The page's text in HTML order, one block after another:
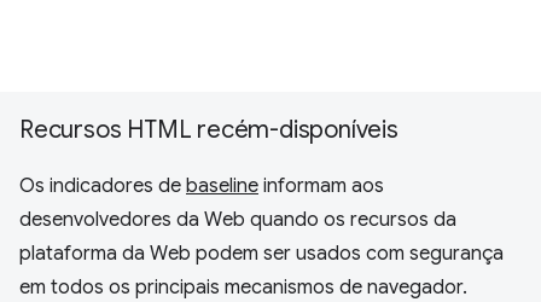
Recursos HTML recém-disponíveis
Os indicadores de baseline informam aos
desenvolvedores da Web quando os recursos da
plataforma da Web podem ser usados com segurança
em todos os principais mecanismos de navegador.